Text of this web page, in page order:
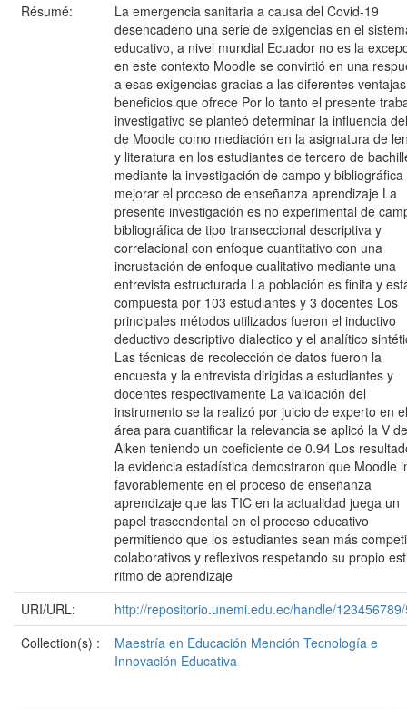
Résumé:
La emergencia sanitaria a causa del Covid-19
desencadeno una serie de exigencias en el
educativo, a nivel mundial Ecuador no es la
en este contexto Moodle se convirtió en una
a esas exigencias gracias a las diferentes
beneficios que ofrece Por lo tanto el presente
investigativo se planteó determinar la influencia
de Moodle como mediación en la asignatura de
y literatura en los estudiantes de tercero de
mediante la investigación de campo y
mejorar el proceso de enseñanza aprendizaje La
presente investigación es no experimental de
bibliográfica de tipo transeccional descriptiva y
correlacional con enfoque cuantitativo con una
incrustación de enfoque cualitativo mediante una
entrevista estructurada La población es finita y
compuesta por 103 estudiantes y 3 docentes Los
principales métodos utilizados fueron el inductivo
deductivo descriptivo dialectico y el analítico
Las técnicas de recolección de datos fueron la
encuesta y la entrevista dirigidas a estudiantes y
docentes respectivamente La validación del
instrumento se la realizó por juicio de experto en el
área para cuantificar la relevancia se aplicó la V de
Aiken teniendo un coeficiente de 0.94 Los
la evidencia estadística demostraron que Moodle
favorablemente en el proceso de enseñanza
aprendizaje que las TIC en la actualidad juega un
papel trascendental en el proceso educativo
permitiendo que los estudiantes sean más
colaborativos y reflexivos respetando su propio
ritmo de aprendizaje
URI/URL:
http://repositorio.unemi.edu.ec/handle/
Collection(s) :
Maestría en Educación Mención Tecnología e
Innovación Educativa